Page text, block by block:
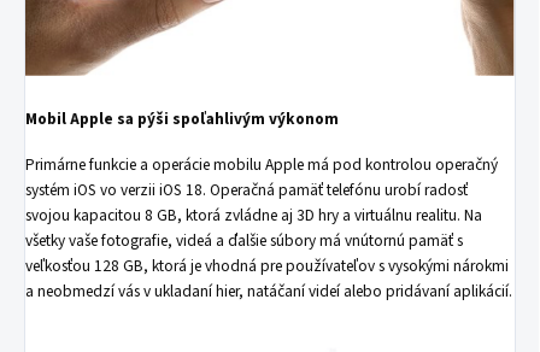
Mobil Apple sa pýši spoľahlivým výkonom
Primárne funkcie a operácie mobilu Apple má pod kontrolou operačný
systém iOS vo verzii iOS 18. Operačná pamäť telefónu urobí radosť
svojou kapacitou 8 GB, ktorá zvládne aj 3D hry a virtuálnu realitu. Na
všetky vaše fotografie, videá a ďalšie súbory má vnútornú pamäť s
veľkosťou 128 GB, ktorá je vhodná pre používateľov s vysokými nárokmi
a neobmedzí vás v ukladaní hier, natáčaní videí alebo pridávaní aplikácií.